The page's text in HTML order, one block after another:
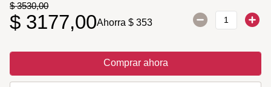
$ 3530,00
$ 3177,00Ahorra$ 353
Comprar ahora